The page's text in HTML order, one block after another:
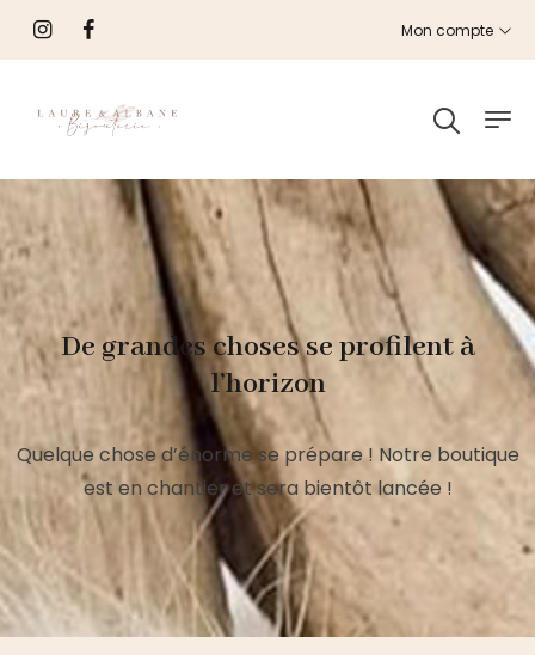
Mon compte
De grandes choses se profilent à
l’horizon
Quelque chose d’énorme se prépare ! Notre boutique
est en chantier et sera bientôt lancée !